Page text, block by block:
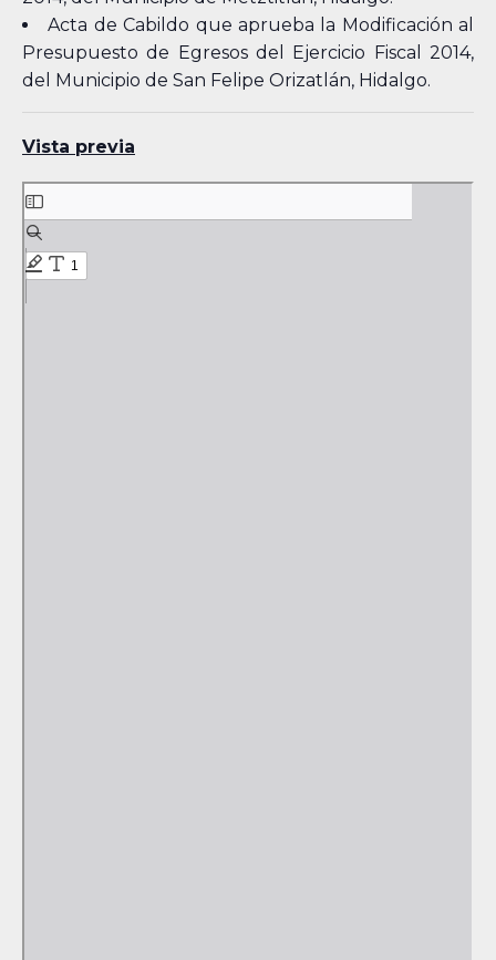
Acta de Cabildo que aprueba la Modificación al
Presupuesto de Egresos del Ejercicio Fiscal 2014,
del Municipio de San Felipe Orizatlán, Hidalgo.
Vista previa
Skip
to
PDF
content